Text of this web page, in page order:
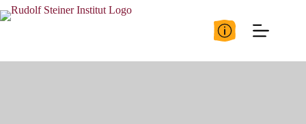
Zum
Inhalt